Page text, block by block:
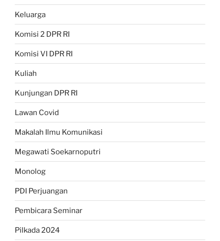
Keluarga
Komisi 2 DPR RI
Komisi VI DPR RI
Kuliah
Kunjungan DPR RI
Lawan Covid
Makalah Ilmu Komunikasi
Megawati Soekarnoputri
Monolog
PDI Perjuangan
Pembicara Seminar
Pilkada 2024